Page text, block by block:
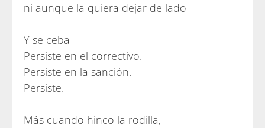
ni aunque la quiera dejar de lado
Y se ceba
Persiste en el correctivo.
Persiste en la sanción.
Persiste.
Más cuando hinco la rodilla,